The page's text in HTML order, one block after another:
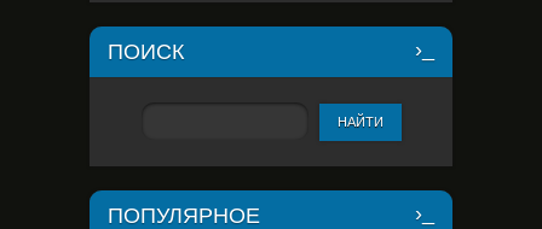
ПОИСК
ПОПУЛЯРНОЕ